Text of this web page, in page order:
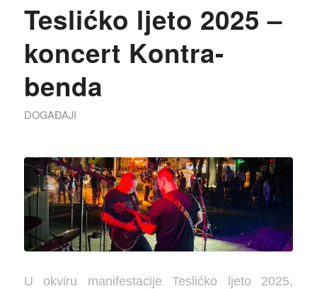
Teslićko ljeto 2025 –
koncert Kontra-
benda
DOGAĐAJI
U okviru manifestacije Teslićko ljeto 2025,